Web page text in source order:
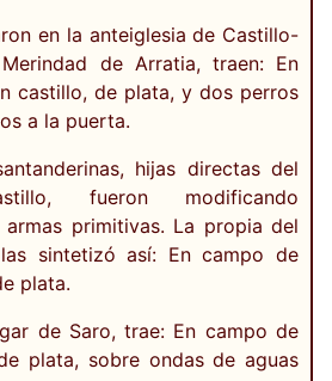
en la anteiglesia de Castillo-
de Arratia, traen: En
castillo, de plata, y dos perros
a la puerta.
hijas directas del
fueron modificando
armas primitivas. La propia del
sintetizó así: En campo de
plata.
de Saro, trae: En campo de
plata, sobre ondas de aguas